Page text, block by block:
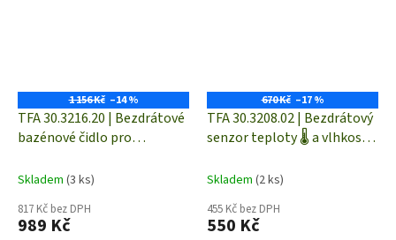
1 156 Kč –14 %
TFA 30.3216.20 | Bezdrátové
bazénové čidlo pro
30.3056.10 VENICE
Skladem (3 ks)
817 Kč bez DPH
989 Kč
670 Kč –17 %
TFA 30.3208.02 | Bezdrátový
senzor teploty 🌡️ a vlhkosti
Skladem (2 ks)
455 Kč bez DPH
550 Kč